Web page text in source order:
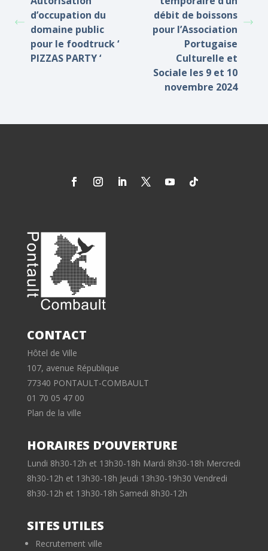
d’occupation du
domaine public
pour le foodtruck ‘
PIZZAS PARTY ‘
débit de boissons
pour l’Association
Portugaise
Culturelle et
Sociale les 9 et 10
novembre 2024
CONTACT
Hôtel de Ville
107, avenue République
77340 PONTAULT-COMBAULT
01 70 05 47 00
Plan de la ville
HORAIRES D’OUVERTURE
Lundi 8h30-12h et 13h30-18h Mardi 8h30-18h Mercredi
8h30-12h et 13h30-18h Jeudi 13h30-19h30 Vendredi
8h30-12h et 13h30-18h Samedi 8h30-12h
SITES UTILES
Recrutement ville